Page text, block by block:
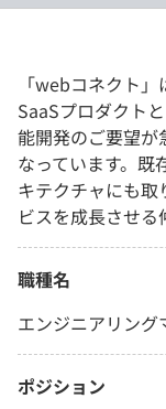
「webコネクト
SaaSプロダクト
能開発のご要望が
なっています。既
キテクチャにも
ビスを成長させる
職種名
エンジニアリング
ポジション